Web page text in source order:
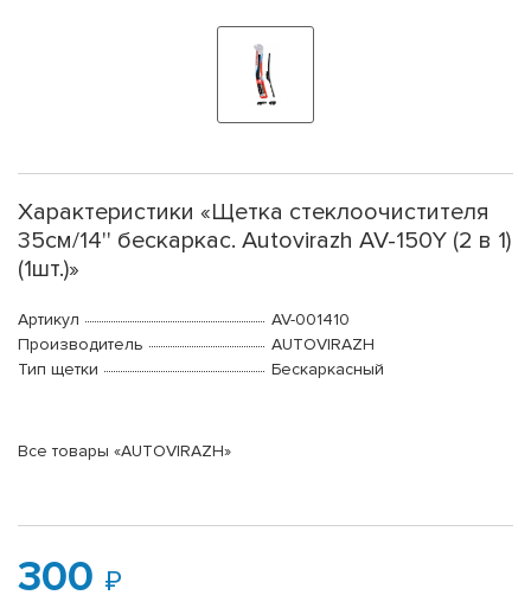
Характеристики «Щетка стеклоочистителя
35см/14'' бескаркас. Autovirazh AV-150Y (2 в 1)
(1шт.)»
Артикул
AV-001410
Производитель
AUTOVIRAZH
Тип щетки
Бескаркасный
Все товары «AUTOVIRAZH»
300